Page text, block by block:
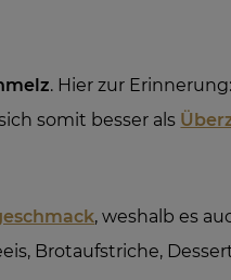
. Hier zur Erinnerung:
somit besser als
, weshalb es
Brotaufstriche,